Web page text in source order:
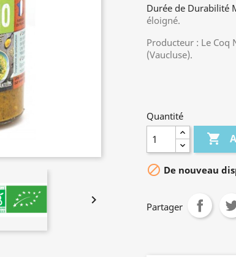

Durée de Durabilité
éloigné.
Producteur : Le Coq
(Vaucluse).
Quantité

 De nouveau
Partager